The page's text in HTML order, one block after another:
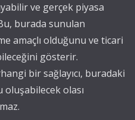
ve gerçek piyasa
burada sunulan
amaçlı olduğunu ve ticari
gösterir.
bir sağlayıcı, buradaki
olası